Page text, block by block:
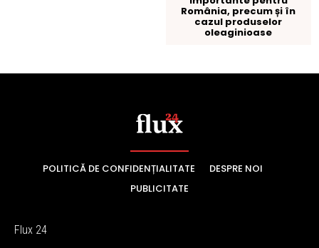
POLITICĂ DE CONFIDENȚIALITATE
DESPRE NOI
PUBLICITATE
Flux 24